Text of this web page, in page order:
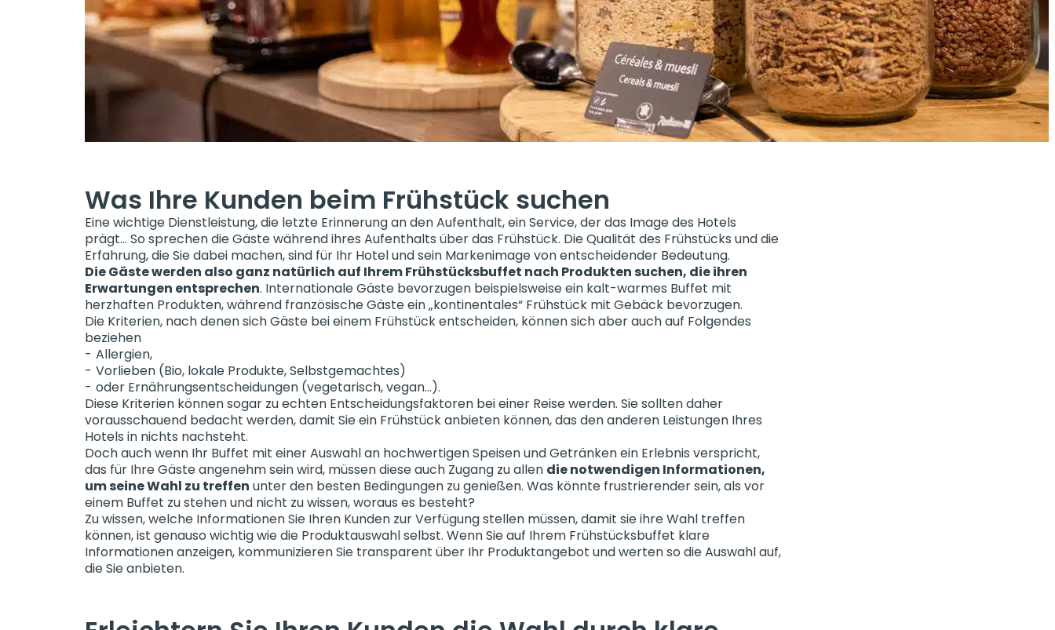
Was Ihre Kunden beim Frühstück suchen
Eine wichtige Dienstleistung, die letzte Erinnerung an den Aufenthalt, ein Service, der das Image des Hotels
prägt… So sprechen die Gäste während ihres Aufenthalts über das Frühstück. Die Qualität des Frühstücks und die
Erfahrung, die Sie dabei machen, sind für Ihr Hotel und sein Markenimage von entscheidender Bedeutung.
Die Gäste werden also ganz natürlich auf Ihrem Frühstücksbuffet nach Produkten suchen, die ihren
Erwartungen entsprechen. Internationale Gäste bevorzugen beispielsweise ein kalt-warmes Buffet mit
herzhaften Produkten, während französische Gäste ein „kontinentales“ Frühstück mit Gebäck bevorzugen.
Die Kriterien, nach denen sich Gäste bei einem Frühstück entscheiden, können sich aber auch auf Folgendes
beziehen
Allergien,
Vorlieben (Bio, lokale Produkte, Selbstgemachtes)
oder Ernährungsentscheidungen (vegetarisch, vegan…).
Diese Kriterien können sogar zu echten Entscheidungsfaktoren bei einer Reise werden. Sie sollten daher
vorausschauend bedacht werden, damit Sie ein Frühstück anbieten können, das den anderen Leistungen Ihres
Hotels in nichts nachsteht.
Doch auch wenn Ihr Buffet mit einer Auswahl an hochwertigen Speisen und Getränken ein Erlebnis verspricht,
das für Ihre Gäste angenehm sein wird, müssen diese auch Zugang zu allen die notwendigen Informationen,
um seine Wahl zu treffen unter den besten Bedingungen zu genießen. Was könnte frustrierender sein, als vor
einem Buffet zu stehen und nicht zu wissen, woraus es besteht?
Zu wissen, welche Informationen Sie Ihren Kunden zur Verfügung stellen müssen, damit sie ihre Wahl treffen
können, ist genauso wichtig wie die Produktauswahl selbst. Wenn Sie auf Ihrem Frühstücksbuffet klare
Informationen anzeigen, kommunizieren Sie transparent über Ihr Produktangebot und werten so die Auswahl auf,
die Sie anbieten.